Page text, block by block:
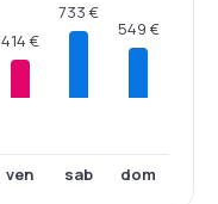
414 €
ven
733 €
sab
549 €
dom